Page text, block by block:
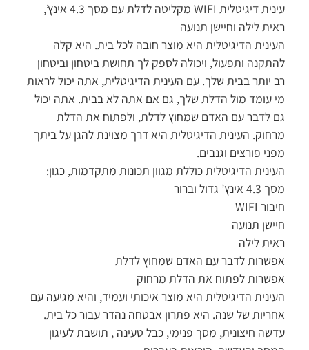
עינית דיגיטלית WIFI מקליטה לדלת עם מסך 4.3 אינץ’,
ראית לילה וחיישן תנועה
העינית הדיגיטלית היא מוצר חובה לכל בית. היא קלה
להתקנה ותפעול, ויכולה לספק לך תחושת ביטחון וביטחון
רב יותר בבית שלך. עם העינית הדיגיטלית, אתה יכול לראות
מי עומד מול הדלת שלך, גם אם אתה לא בבית. אתה יכול
גם לדבר עם האדם שמחוץ לדלת, ולפתוח את הדלת
מרחוק. העינית הדיגיטלית היא דרך מצוינת להגן על ביתך
מפני פורצים וגנבים.
העינית הדיגיטלית כוללת מגוון תכונות מתקדמות, כגון:
מסך 4.3 אינץ’ גדול וברור
חיבור WIFI
חיישן תנועה
ראית לילה
אפשרות לדבר עם האדם שמחוץ לדלת
אפשרות לפתוח את הדלת מרחוק
העינית הדיגיטלית היא מוצר איכותי ועמיד, והיא מגיעה עם
אחריות של שנה. היא פתרון אבטחה נהדר עבור כל בית.
עדשה חיצונית, מסך פנימי, כבל טעינה , תושבת לעיגון